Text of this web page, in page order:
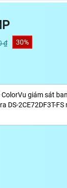
₫ 30%
giám sát
DS-2CE72DF3T-